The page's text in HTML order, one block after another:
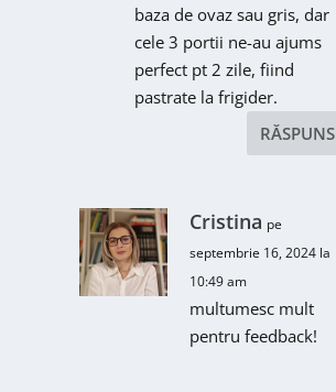
baza de ovaz sau gris, dar
cele 3 portii ne-au ajums
perfect pt 2 zile, fiind
pastrate la frigider.
RĂSPUNS
Cristina pe
septembrie 16, 2024 la
10:49 am
multumesc mult
pentru feedback!